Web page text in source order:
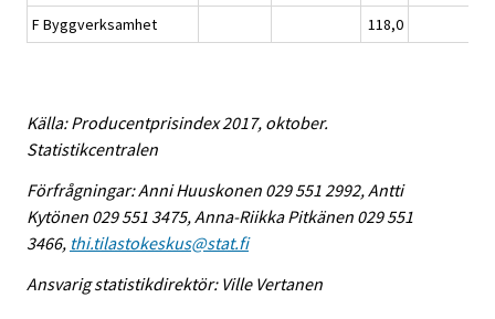
F Byggverksamhet
118,0
Källa: Producentprisindex 2017, oktober.
Statistikcentralen
Förfrågningar: Anni Huuskonen 029 551 2992, Antti
Kytönen 029 551 3475, Anna-Riikka Pitkänen 029 551
3466, thi.tilastokeskus@stat.fi
Ansvarig statistikdirektör: Ville Vertanen